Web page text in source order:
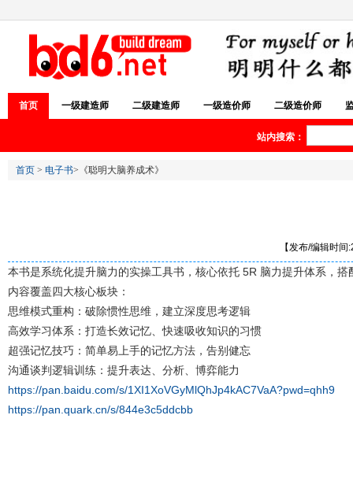
首页 一级建造师 二级建造师 一级造价师 二级造价师
站内搜索：
首页 > 电子书>《聪明大脑养成术》
【发布/编辑时
本书是系统化提升脑力的实操工具书，核心依托 5R 脑力提升体系，
内容覆盖四大核心板块：
思维模式重构：破除惯性思维，建立深度思考逻辑
高效学习体系：打造长效记忆、快速吸收知识的习惯
超强记忆技巧：简单易上手的记忆方法，告别健忘
沟通谈判逻辑训练：提升表达、分析、博弈能力
https://pan.baidu.com/s/1XI1XoVGyMlQhJp4kAC7VaA?pwd=qhh9
https://pan.quark.cn/s/844e3c5ddcbb